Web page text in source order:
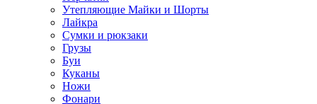
Утепляющие Майки и Шорты
Лайкра
Сумки и рюкзаки
Грузы
Буи
Куканы
Ножи
Фонари